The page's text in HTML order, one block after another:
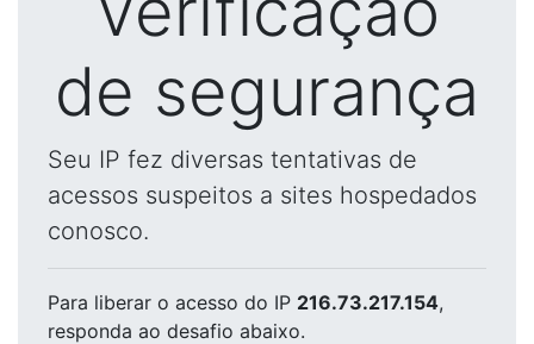
de segurança
Seu IP fez diversas tentativas de
acessos suspeitos a sites hospedados
conosco.
Para liberar o acesso do IP 216.73.217.154,
responda ao desafio abaixo.